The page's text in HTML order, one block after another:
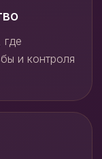
где
и контроля